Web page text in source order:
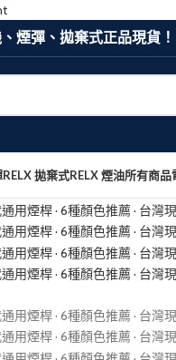
煙彈、拋棄式正品現貨！
RELX 拋棄式RELX 煙油所有商品